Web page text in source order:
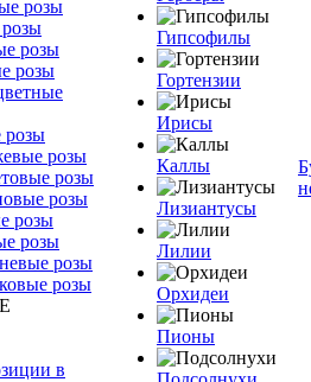
розы
розы
розы
розы
розы
розы
розы
розы
розы
розы
розы
в
Гипсофилы
Гортензии
Ирисы
Каллы
Лизиантусы
Лилии
Орхидеи
Пионы